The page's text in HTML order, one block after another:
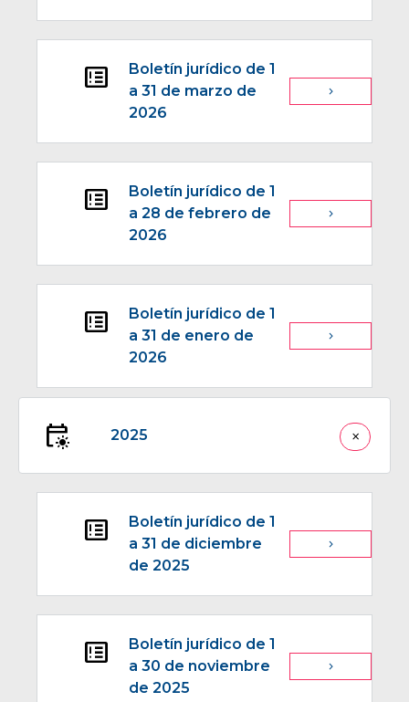
breaking_news
Boletín jurídico de 1
a 31 de marzo de
2026
navigate_next
breaking_news
Boletín jurídico de 1
a 28 de febrero de
2026
navigate_next
breaking_news
Boletín jurídico de 1
a 31 de enero de
2026
navigate_next
early_on 2025 close
breaking_news
Boletín jurídico de 1
a 31 de diciembre
de 2025
navigate_next
breaking_news
Boletín jurídico de 1
a 30 de noviembre
de 2025
navigate_next